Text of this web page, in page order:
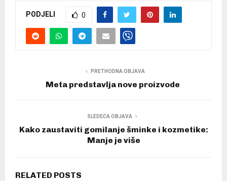
PODJELI 0
PRETHODNA OBJAVA
Meta predstavlja nove proizvode
SLEDEĆA OBJAVA
Kako zaustaviti gomilanje šminke i kozmetike:
Manje je više
RELATED POSTS